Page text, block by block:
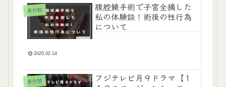
未分類
腹腔鏡手術で子宮全摘した
私の体験談！術後の性行為
について
2025.02.14
未分類
フジテレビ月９ドラマ【１